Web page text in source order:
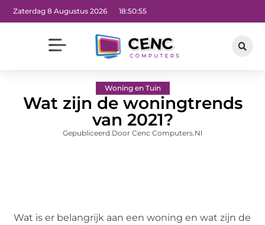
Zaterdag 8 Augustus 2026 18:50:57
Woning en Tuin
Wat zijn de woningtrends
van 2021?
Gepubliceerd Door Cenc Computers.nl
Wat is er belangrijk aan een woning en wat zijn de